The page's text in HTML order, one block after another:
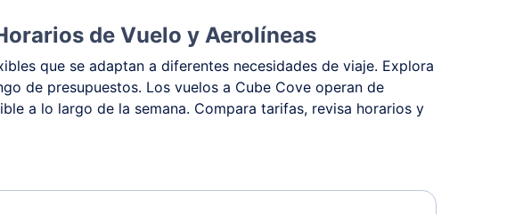
de Vuelo y Aerolíneas
que se adaptan a diferentes necesidades de viaje. Explora
de presupuestos. Los vuelos a Cube Cove operan de
a lo largo de la semana. Compara tarifas, revisa horarios y